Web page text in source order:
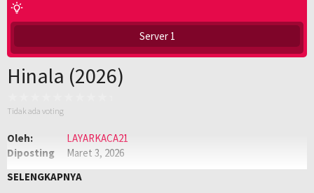
Server 1
Hinala (2026)
Tidak ada voting
Oleh:
LAYARKACA21
Diposting
Maret 3, 2026
Kualitas:
HD
SELENGKAPNYA